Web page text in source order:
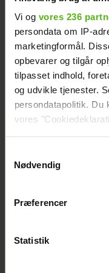
Vi og vores 236
persondata om IP-
marketingformål.
opbevarer og tilgår
tilpasset indhold,
og udvikle tjenester.
persondatapolitik.
vores
Vi anvender egne
generere statistik og
Nødvendig
Præferencer
Statistik
Kendt
er død: